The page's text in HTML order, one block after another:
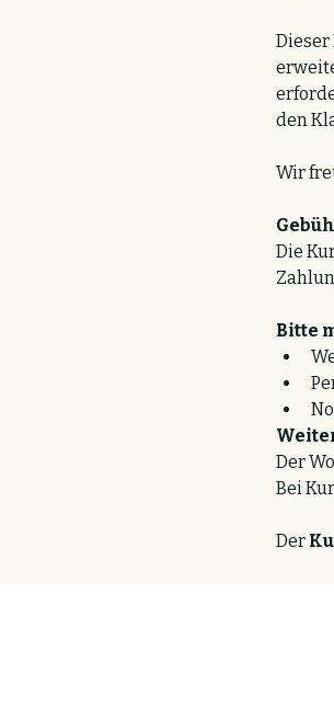
den
Wir
Die
Bitte
Der
Bei
Der